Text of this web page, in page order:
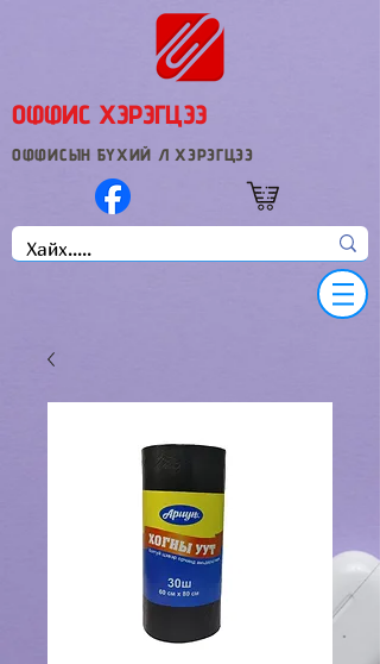
ОФФИС ХЭРЭГЦЭЭ
ОФФИСЫН БҮХИЙ Л ХЭРЭГЦЭЭ